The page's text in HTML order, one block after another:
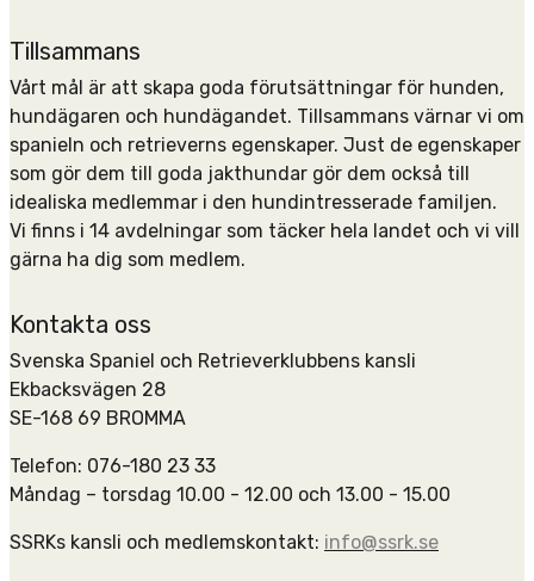
Tillsammans
Vårt mål är att skapa goda förutsättningar för hunden,
hundägaren och hundägandet. Tillsammans värnar vi om
spanieln och retrieverns egenskaper. Just de egenskaper
som gör dem till goda jakthundar gör dem också till
idealiska medlemmar i den hundintresserade familjen.
Vi finns i 14 avdelningar som täcker hela landet och vi vill
gärna ha dig som medlem.
Kontakta oss
Svenska Spaniel och Retrieverklubbens kansli
Ekbacksvägen 28
SE-168 69 BROMMA
Telefon: 076-180 23 33
Måndag – torsdag 10.00 - 12.00 och 13.00 - 15.00
SSRKs kansli och medlemskontakt: info@ssrk.se